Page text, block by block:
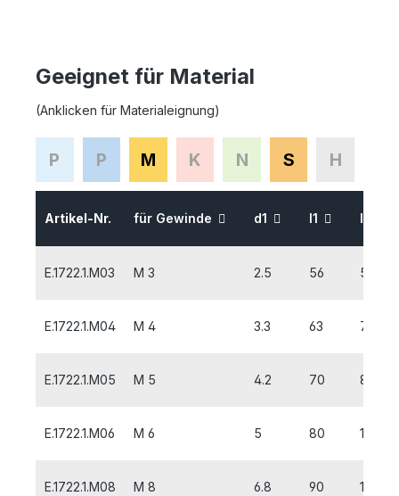
Geeignet für Material
(Anklicken für Materialeignung)
P P M K N S H
Artikel-Nr. für Gewinde d1 l1 l2
E.1722.1.M03 M 3 2.5 56 5
E.1722.1.M04 M 4 3.3 63 7
E.1722.1.M05 M 5 4.2 70 8
E.1722.1.M06 M 6 5 80 10
E.1722.1.M08 M 8 6.8 90 13